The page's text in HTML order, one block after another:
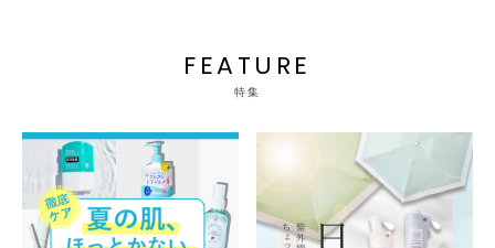
FEATURE
特集